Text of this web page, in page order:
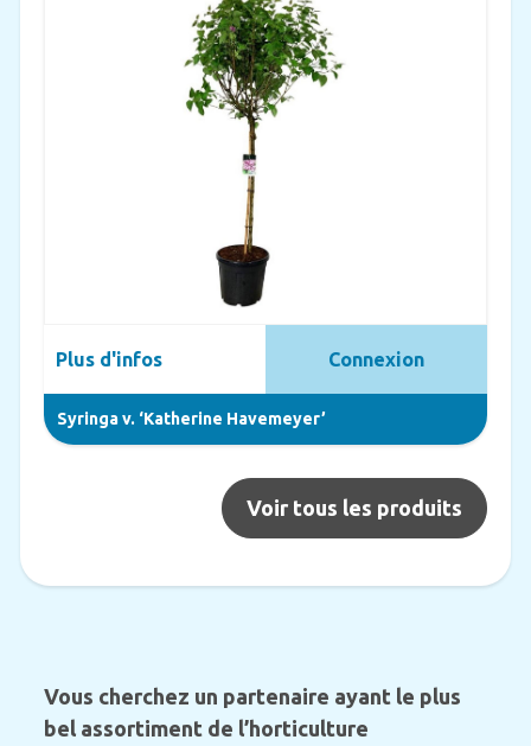
Syringa v. ‘Katherine Havemeyer’
Plus d'infos Connexion
Voir tous les produits
Vous cherchez un partenaire ayant le plus
bel assortiment de l’horticulture